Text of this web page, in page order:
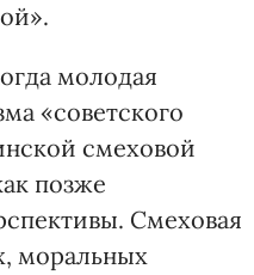
молодая
«советского
смеховой
позже
Смеховая
моральных